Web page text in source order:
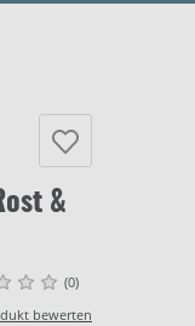
&
(0)
bewerten